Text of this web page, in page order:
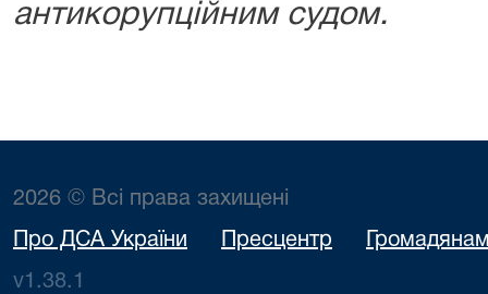
антикорупційним судом.
2026 © Всі права захищені
Про ДСА України Пресцентр
v1.38.1